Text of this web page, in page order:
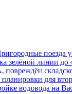
поезда
зелёной линии до
для
водовода на